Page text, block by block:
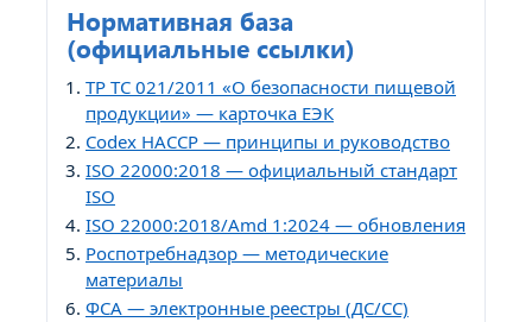
Нормативная база
(официальные ссылки)
ТР ТС 021/2011 «О безопасности пищевой
продукции» — карточка ЕЭК
Codex HACCP — принципы и руководство
ISO 22000:2018 — официальный стандарт
ISO
ISO 22000:2018/Amd 1:2024 — обновления
Роспотребнадзор — методические
материалы
ФСА — электронные реестры (ДС/СС)